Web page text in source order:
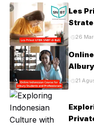
际沟通方式，从而建立更
厘岛拥有来自世界各地的
家庭关注。 专业英语家教
加强阅读分析、学术写作
能够协助完成学习计划，
更加有系统。 英语考试
试，因此课程也能够依据
读理解、听力训练、写作
表现，帮助改善较弱部分
能够更加熟悉考试节奏，
Les
Ujian
26
21